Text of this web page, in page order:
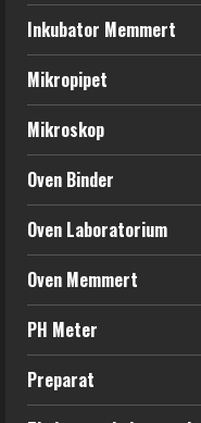
Inkubator Memmert
Mikropipet
Mikroskop
Oven Binder
Oven Laboratorium
Oven Memmert
PH Meter
Preparat